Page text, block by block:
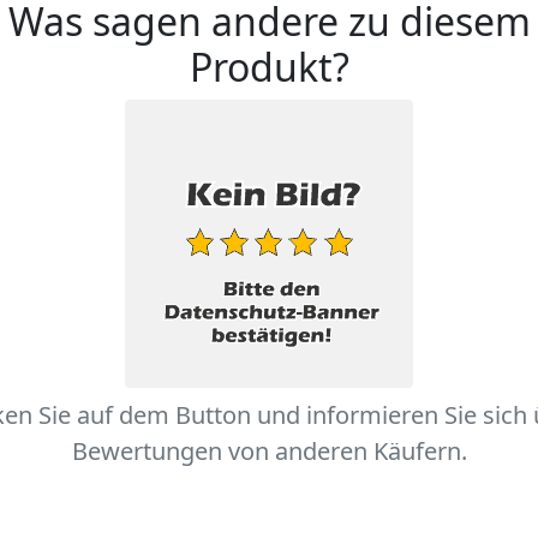
Was sagen andere zu diesem
Produkt?
Sie auf dem Button und informieren Sie sich
Bewertungen von anderen Käufern.